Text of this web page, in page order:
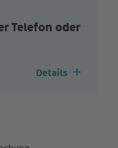
Telefon oder
Details